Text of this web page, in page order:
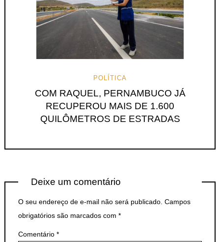
POLÍTICA
COM RAQUEL, PERNAMBUCO JÁ
RECUPEROU MAIS DE 1.600
QUILÔMETROS DE ESTRADAS
Deixe um comentário
O seu endereço de e-mail não será publicado. Campos
obrigatórios são marcados com *
Comentário *